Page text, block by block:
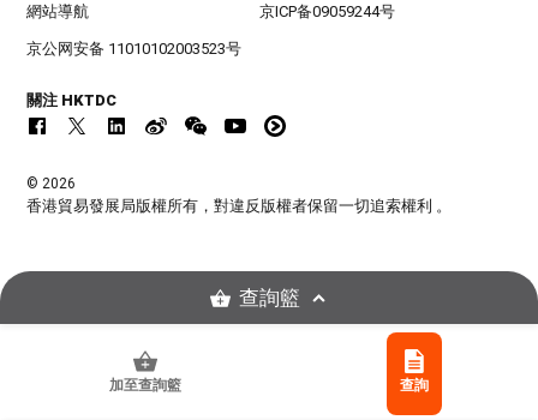
加至查詢籃 查詢
網站導航 京ICP备09059244号
京公网安备 11010102003523号
關注 HKTDC
© 2026
香港貿易發展局版權所有，對違反版權者保留一切追索權利 。
查詢籃